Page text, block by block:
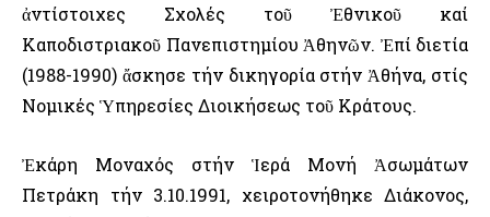
ἀντίστοιχες Σχολές τοῦ Ἐθνικοῦ καί
Καποδιστριακοῦ Πανεπιστημίου Ἀθηνῶν. Ἐπί διετία
(1988-1990) ἄσκησε τήν δικηγορία στήν Ἀθήνα, στίς
Νομικές Ὑπηρεσίες Διοικήσεως τοῦ Κράτους.
Ἐκάρη Μοναχός στήν Ἱερά Μονή Ἀσωμάτων
Πετράκη τήν 3.10.1991, χειροτονήθηκε Διάκονος,